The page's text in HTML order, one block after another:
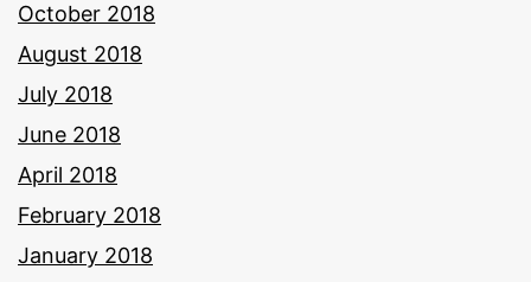
October 2018
August 2018
July 2018
June 2018
April 2018
February 2018
January 2018